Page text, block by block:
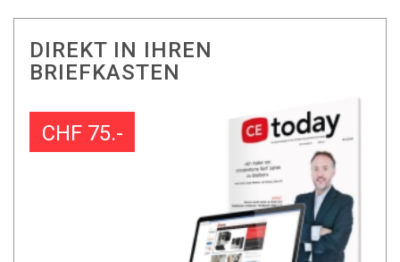
DIREKT IN IHREN
BRIEFKASTEN
CHF 75.-